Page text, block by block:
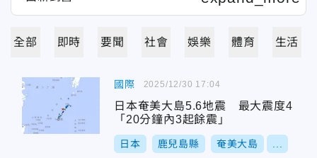
全部 即時 要聞 社會 娛樂 體育 生活
國際
日本奄美大島5.6地震 最大震度4
「20分鐘內3起餘震」
日本 鹿兒島縣 奄美大島
2025/12/30 17:04